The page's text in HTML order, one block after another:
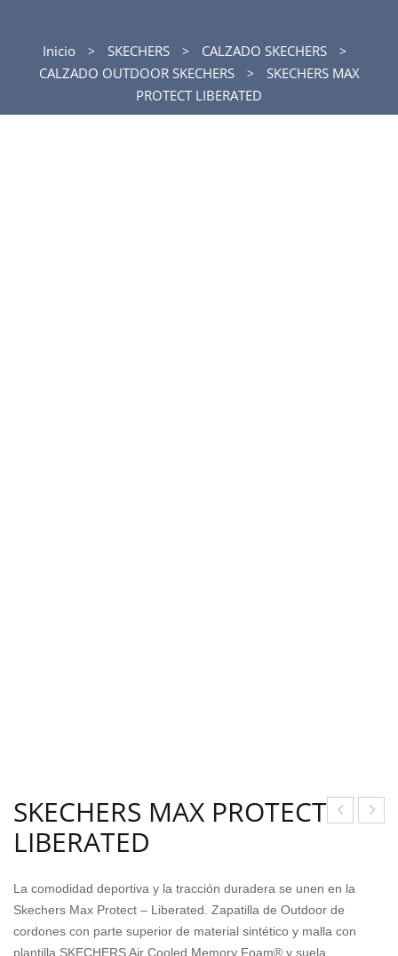
Inicio SKECHERS
CALZADO SKECHERS
CALZADO OUTDOOR SKECHERS
SKECHERS MAX
PROTECT LIBERATED
TO
VER
AN
SKECHERS MAX PROTECT
LIBERATED
La comodidad deportiva y la tracción duradera se unen en la
Skechers Max Protect – Liberated. Zapatilla de Outdoor de
cordones con parte superior de material sintético y malla con
plantilla SKECHERS Air Cooled Memory Foam® y suela